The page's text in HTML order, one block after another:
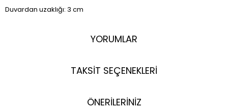
Duvardan uzaklığı: 3 cm
YORUMLAR
TAKSİT SEÇENEKLERİ
ÖNERİLERİNİZ